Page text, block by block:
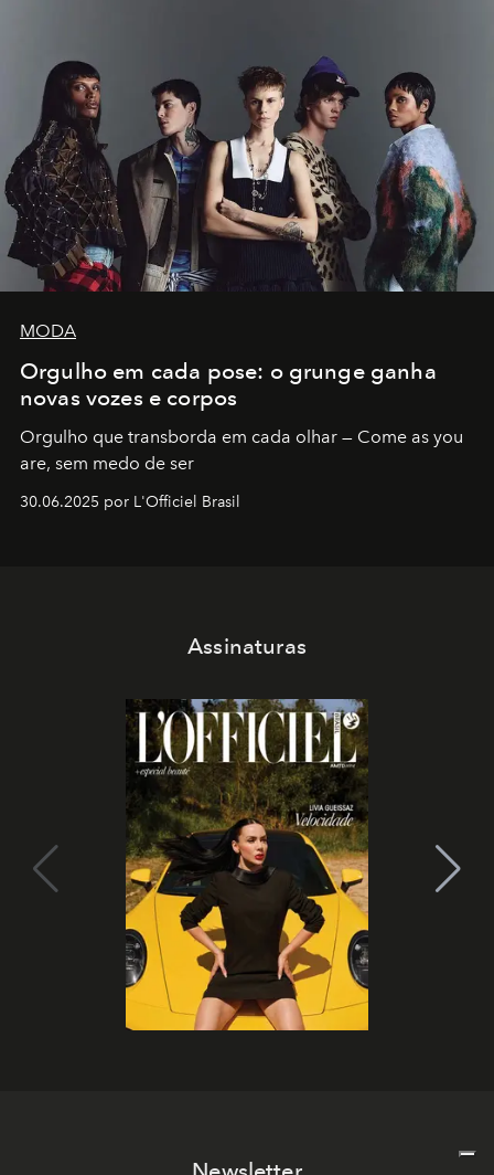
MODA
Orgulho em cada pose: o grunge ganha
novas vozes e corpos
Orgulho que transborda em cada olhar — Come as you
are, sem medo de ser
30.06.2025 por L'Officiel Brasil
Assinaturas